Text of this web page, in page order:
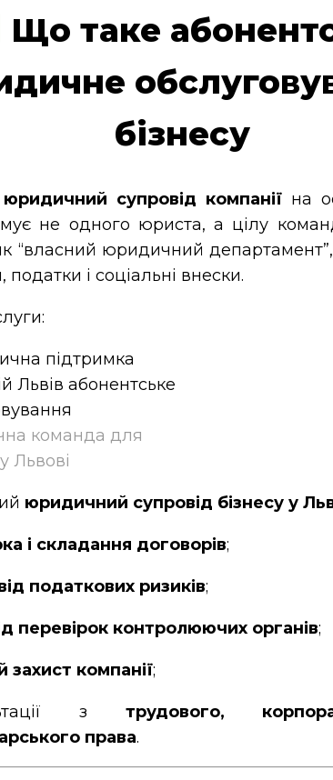
Що таке
бізнесу
супровід компанії на
не одного юриста, а цілу
“власний юридичний
податки і соціальні внески.
команда для
Львові
юридичний супровід бізнесу у
і складання договорів;
податкових ризиків;
перевірок контролюючих органів;
захист компанії;
з трудового,
права.